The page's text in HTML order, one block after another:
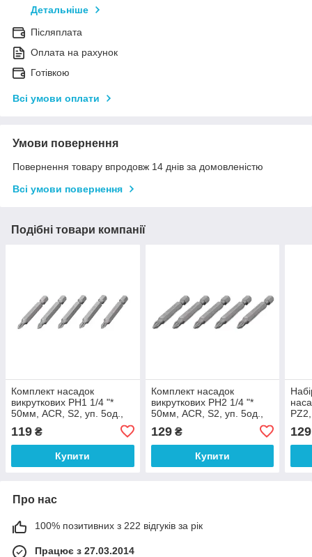
Детальніше
Післяплата
Оплата на рахунок
Готівкою
Всі умови оплати
Умови повернення
Повернення товару впродовж 14 днів за домовленістю
Всі умови повернення
Подібні товари компанії
Комплект насадок
викруткових PH1 1/4 "*
50мм, ACR, S2, уп. 5од.,
STORM INTERTOOL VT-
0201
119 ₴
Купити
Комплект насадок
викруткових PH2 1/4 "*
50мм, ACR, S2, уп. 5од.,
STORM INTERTOOL VT-
0202
129₴
Купити
VT-
129
Про нас
100% позитивних з 222 відгуків за рік
Працює з 27.03.2014